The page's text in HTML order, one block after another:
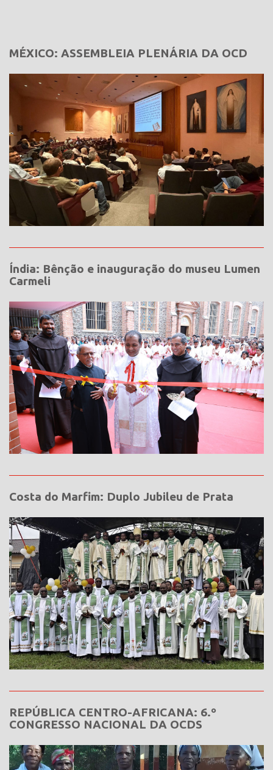
MÉXICO: ASSEMBLEIA PLENÁRIA DA OCD
Índia: Bênção e inauguração do museu Lumen
Carmeli
Costa do Marfim: Duplo Jubileu de Prata
REPÚBLICA CENTRO-AFRICANA: 6.º
CONGRESSO NACIONAL DA OCDS